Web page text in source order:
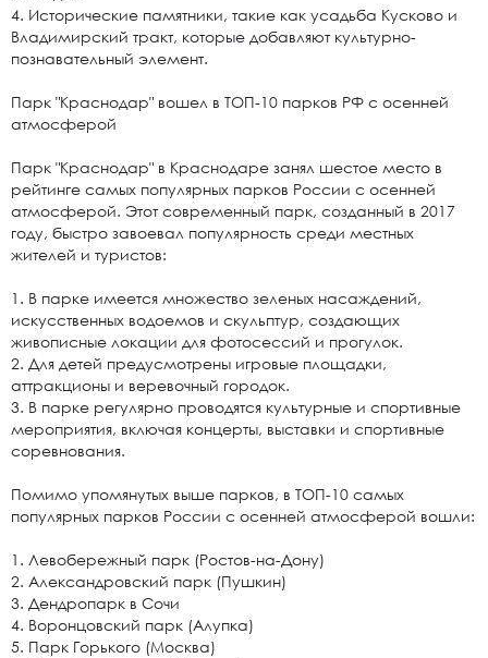
4. Исторические памятники, такие как усадьба Кусково и
Владимирский тракт, которые добавляют культурно-
познавательный элемент.
Парк "Краснодар" вошел в ТОП-10 парков РФ с осенней
атмосферой
Парк "Краснодар" в Краснодаре занял шестое место в
рейтинге самых популярных парков России с осенней
атмосферой. Этот современный парк, созданный в 2017
году, быстро завоевал популярность среди местных
жителей и туристов:
1. В парке имеется множество зеленых насаждений,
искусственных водоемов и скульптур, создающих
живописные локации для фотосессий и прогулок.
2. Для детей предусмотрены игровые площадки,
аттракционы и веревочный городок.
3. В парке регулярно проводятся культурные и спортивные
мероприятия, включая концерты, выставки и спортивные
соревнования.
Помимо упомянутых выше парков, в ТОП-10 самых
популярных парков России с осенней атмосферой вошли:
1. Левобережный парк (Ростов-на-Дону)
2. Александровский парк (Пушкин)
3. Дендропарк в Сочи
4. Воронцовский парк (Алупка)
5. Парк Горького (Москва)